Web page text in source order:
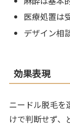
医療処置は
デザイン相
効果表現
ニードル脱毛を
けで判断せず、